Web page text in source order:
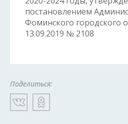
постановлением
Фоминского городского
13.09.2019 № 2108
Поделиться: